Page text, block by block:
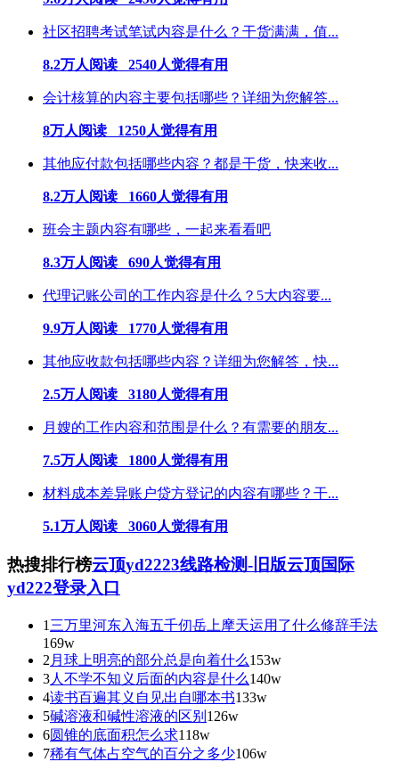
社区招聘考试笔试内容是什么？干货满满，值...
8.2万人阅读 2540人觉得有用
会计核算的内容主要包括哪些？详细为您解答...
8万人阅读 1250人觉得有用
其他应付款包括哪些内容？都是干货，快来收...
8.2万人阅读 1660人觉得有用
班会主题内容有哪些，一起来看看吧
8.3万人阅读 690人觉得有用
代理记账公司的工作内容是什么？5大内容要...
9.9万人阅读 1770人觉得有用
其他应收款包括哪些内容？详细为您解答，快...
2.5万人阅读 3180人觉得有用
月嫂的工作内容和范围是什么？有需要的朋友...
7.5万人阅读 1800人觉得有用
材料成本差异账户贷方登记的内容有哪些？干...
5.1万人阅读 3060人觉得有用
热搜排行榜云顶yd2223线路检测-旧版云顶国际
yd222登录入口
1 三万里河东入海五千仞岳上摩天运用了什么修辞手法
169w
2 月球上明亮的部分总是向着什么153w
3人不学不知义后面的内容是什么140w
4读书百遍其义自见出自哪本书133w
5碱溶液和碱性溶液的区别 126w
6圆锥的底面积怎么求118w
7稀有气体占空气的百分之多少106w